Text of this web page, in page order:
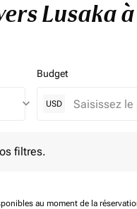
Lusaka
keyboard_arrow_down
Budget
USD
filtres.
au moment de la